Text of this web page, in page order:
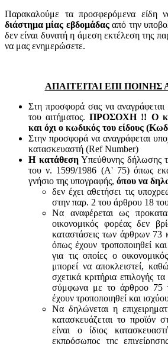
Παρακαλούμε τα προσφερόμενα είδη
διάστημα μίας εβδομάδαςαπό την
δεν είναι δυνατή η άμεση εκτέλεση της
να μας ενημερώσετε.
ΑΠΑΙΤΕΙΤΑΙ ΕΠΙ ΠΟΙΝΗΣ
Στη προσφορά σας να
του αιτήματος.ΠΡΟΣΟΧΗ !! Ο
και όχι ο κωδικός του είδους
Στην προσφορά να αναγράφεται
κατασκευαστή (Ref Number)
Η κατάθεσηΥπεύθυνης δήλωσης
του ν. 1599/1986 (Α' 75) όπως
γνήσιο της υπογραφής, όπου να
δεν έχει αθετήσει τις
στην παρ. 2 του άρθρου 18
Να αναφέρεται ως
οικονομικός φορέας δεν
καταστάσεις των άρθρων 73
όπως έχουν τροποποιηθεί
για τις οποίες ο
μπορεί να αποκλειστεί,
σχετικά κριτήρια επιλογής
σύμφωνα με τo άρθροo 75
έχουν τροποποιηθεί και
Να δηλώνεται η
κατασκευάζεται το προϊόν
είναι ο ίδιος
εκπρόσωπος της